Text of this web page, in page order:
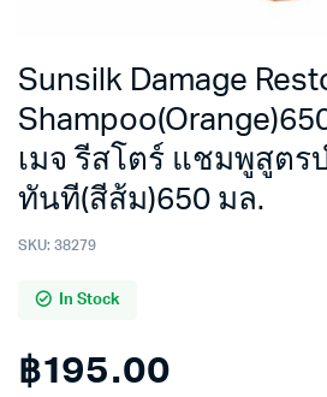
Sunsilk Damage
เมจ รีสโตร์ แชมพูสูตร
ทันที(สีส้ม)650 มล.
SKU: 38279
In Stock
฿195.00